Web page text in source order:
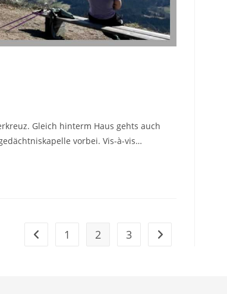
Gleich hinterm Haus gehts auch
vorbei. Vis-à-vis…
Zur vorherigen Seite
1 2 3 Zur nächsten Seite